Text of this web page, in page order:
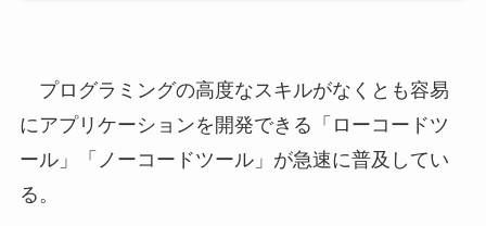
プログラミングの高度なスキルがなくとも容易
にアプリケーションを開発できる「ローコードツ
ール」「ノーコードツール」が急速に普及してい
る。